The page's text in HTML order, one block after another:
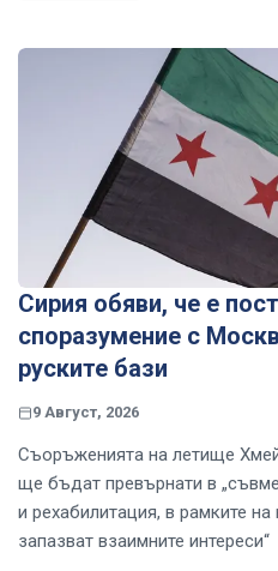
Сирия обяви, че е
споразумение с
руските бази
9 Август, 2026
Съоръженията на летище
ще бъдат превърнати в
и рехабилитация, в рамките
запазват взаимните интереси“